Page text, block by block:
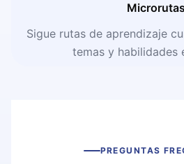
Microrutas
Sigue rutas de aprendizaje
temas y habilidades
PREGUNTAS